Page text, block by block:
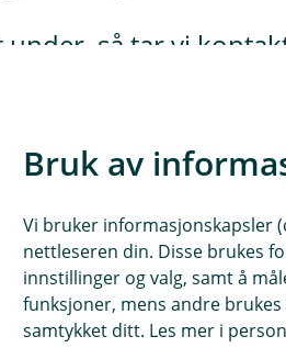
under, så tar vi
Her finner du
Bruk av
Vi bruker informasjonskapsler
nettleseren din. Disse brukes
innstillinger og valg, samt å
funksjoner, mens andre
samtykket ditt. Les mer i